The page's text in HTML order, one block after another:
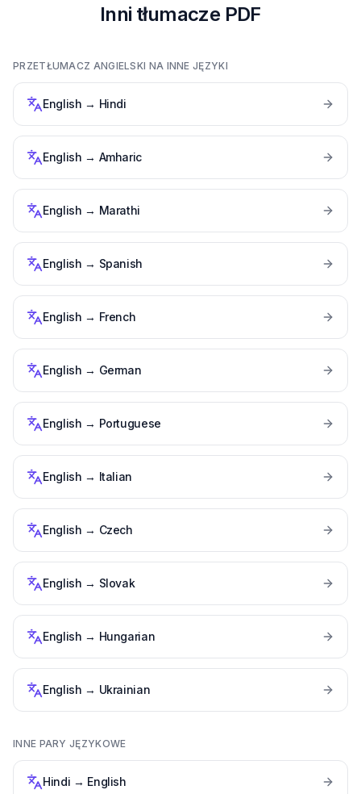
Inni tłumacze PDF
PRZETŁUMACZ ANGIELSKI NA INNE JĘZYKI
English → Hindi
English → Amharic
English → Marathi
English → Spanish
English → French
English → German
English → Portuguese
English → Italian
English → Czech
English → Slovak
English → Hungarian
English → Ukrainian
INNE PARY JĘZYKOWE
Hindi → English